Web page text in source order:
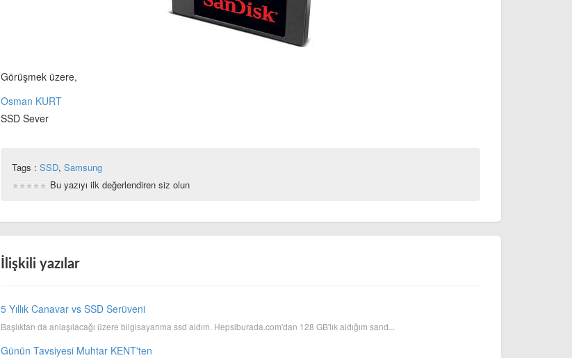
Görüşmek üzere,
Osman KURT
SSD Sever
Tags : SSD, Samsung
Bu yazıyı ilk değerlendiren siz olun
İlişkili yazılar
5 Yıllık Canavar vs SSD Serüveni
Başlıktan da anlaşılacağı üzere bilgisayarıma ssd aldım. Hepsiburada.com'dan 128 GB'lık aldığım sand...
Günün Tavsiyesi Muhtar KENT'ten